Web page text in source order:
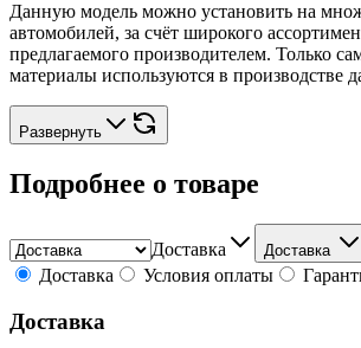
Данную модель можно установить на
автомобилей, за счёт широкого
предлагаемого производителем. Только
материалы используются в производстве
Развернуть
Подробнее о товаре
Доставка Доставка
Доставка Условия оплаты
Доставка